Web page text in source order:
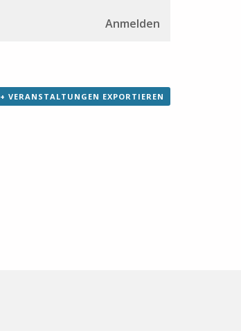
Anmelden
+ VERANSTALTUNGEN EXPORTIEREN